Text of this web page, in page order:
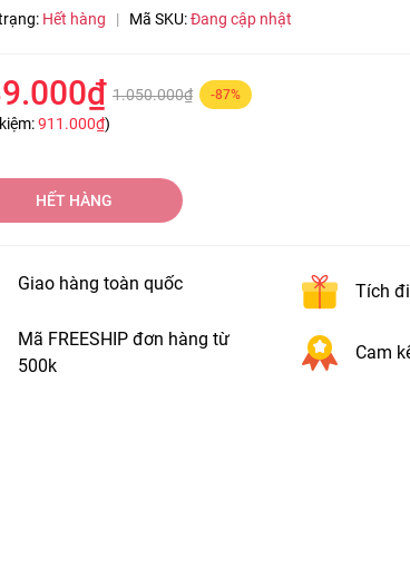
Hết hàng | Mã SKU:Đang cập nhật
1.050.000₫ -87%
911.000₫)
HẾT HÀNG
Giao hàng toàn quốc Tích
Mã FREESHIP đơn hàng từ
500k
Cam